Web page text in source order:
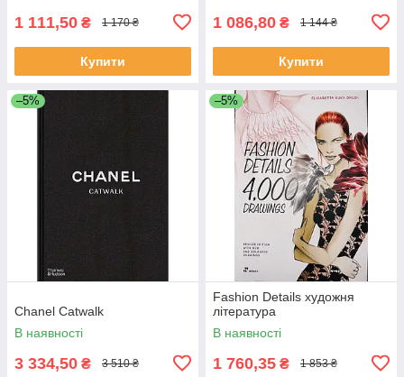
1 111,50 ₴ 1 170 ₴
Купити
1 086,80 ₴ 1 144 ₴
Купити
–5%
Chanel Catwalk
В наявності
3 334,50 ₴ 3 510 ₴
–5%
Fashion Details художня
література
В наявності
1 760,35 ₴ 1 853 ₴